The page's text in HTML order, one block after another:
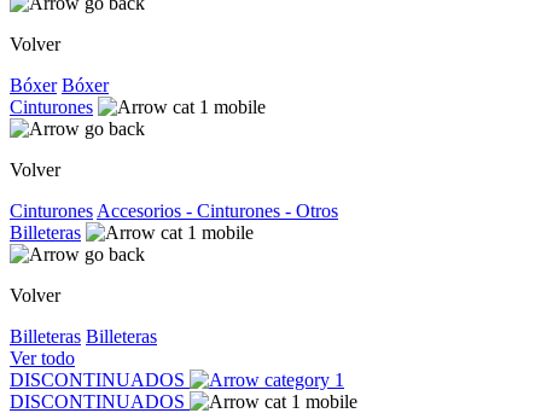
Volver
Bóxer Bóxer
Cinturones
Volver
Cinturones Accesorios - Cinturones - Otros
Billeteras
Volver
Billeteras Billeteras
Ver todo
DISCONTINUADOS
DISCONTINUADOS